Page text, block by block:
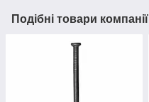
Подібні товари компанії